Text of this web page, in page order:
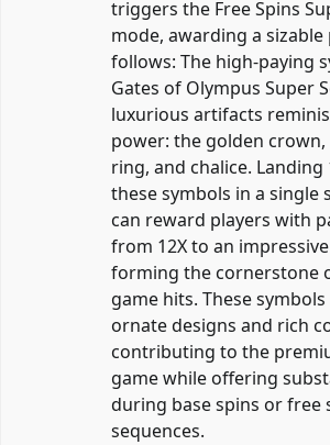
triggers the Free Spins
mode, awarding a sizable
follows: The high-paying
Gates of Olympus Super
luxurious artifacts
power: the golden
ring, and chalice.
these symbols in a single
can reward players with
from 12X to an
forming the cornerstone
game hits. These
ornate designs and rich
contributing to the
game while offering
during base spins or free
sequences.